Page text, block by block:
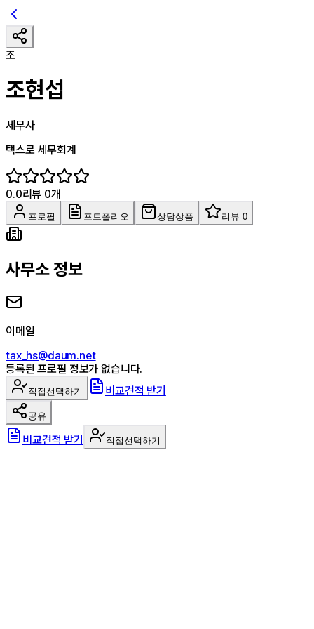
조
조현섭
세무사
택스로 세무회계
0.0리뷰 0개
프로필 포트폴리오 상담상품 리뷰 0
사무소 정보
이메일
tax_hs@daum.net
등록된 프로필 정보가 없습니다.
직접선택하기 비교견적 받기
공유
비교견적 받기 직접선택하기